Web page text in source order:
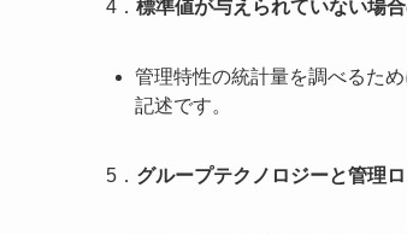
4． 標準値が与えられていない場
管理特性の統計量を調べるた
記述です。
5． グループテクノロジーと管理ロ